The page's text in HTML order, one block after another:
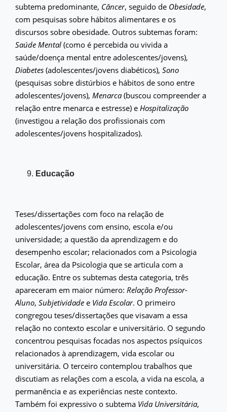
subtema predominante, Câncer, seguido de Obesidade,
com pesquisas sobre hábitos alimentares e os
discursos sobre obesidade. Outros subtemas foram:
Saúde Mental (como é percebida ou vivida a
saúde/doença mental entre adolescentes/jovens),
Diabetes (adolescentes/jovens diabéticos), Sono
(pesquisas sobre distúrbios e hábitos de sono entre
adolescentes/jovens), Menarca(buscou compreender a
relação entre menarca e estresse) e Hospitalização
(investigou a relação dos profissionais com
adolescentes/jovens hospitalizados).
Educação
Teses/dissertações com foco na relação de
adolescentes/jovens com ensino, escola e/ou
universidade; a questão da aprendizagem e do
desempenho escolar; relacionados com a Psicologia
Escolar, área da Psicologia que se articula com a
educação. Entre os subtemas desta categoria, três
apareceram em maior número: Relação Professor-
Aluno, Subjetividade e Vida Escolar. O primeiro
congregou teses/dissertações que visavam a essa
relação no contexto escolar e universitário. O segundo
concentrou pesquisas focadas nos aspectos psíquicos
relacionados à aprendizagem, vida escolar ou
universitária. O terceiro contemplou trabalhos que
discutiam as relações com a escola, a vida na escola, a
permanência e as experiências neste contexto.
Também foi expressivo o subtema Vida Universitária,